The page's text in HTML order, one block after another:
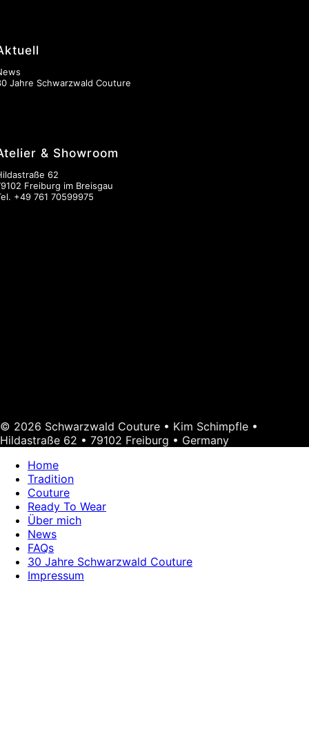
Jahre Schwarzwald Couture
& Showroom
62
Freiburg im Breisgau
+49 761 70599975
© 2026 Schwarzwald Couture • Kim Schimpfle •
Hildastraße 62 • 79102 Freiburg • Germany
Home
Tradition
Couture
Ready To Wear
Über mich
News
FAQs
30 Jahre Schwarzwald Couture
Impressum